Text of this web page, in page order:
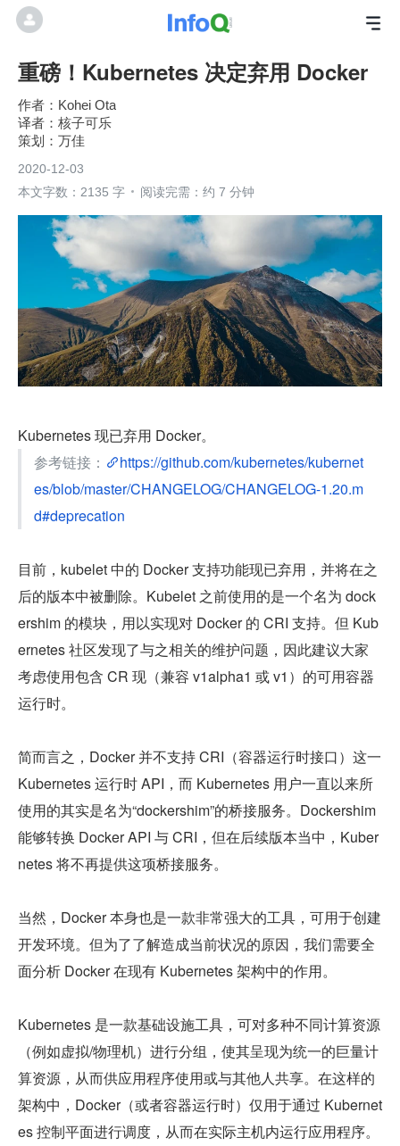
重磅！Kubernetes 决定弃用 Docker
Kohei Ota
核子可乐
万佳
2020-12-03
本文字数：2135 字
阅读完需：约 7 分钟
Kubernetes 现已弃用 Docker。
参考链接：
https://github.com/kubernetes/kubernet
es/blob/master/CHANGELOG/CHANGELOG-1.20.m
d#deprecation
目前，kubelet 中的 Docker 支持功能现已弃用，并将在之
后的版本中被删除。Kubelet 之前使用的是一个名为 dock
ershim 的模块，用以实现对 Docker 的 CRI 支持。但 Kub
ernetes 社区发现了与之相关的维护问题，因此建议大家
考虑使用包含 CR 现（兼容 v1alpha1 或 v1）的可用容器
运行时。
简而言之，Docker 并不支持 CRI（容器运行时接口）这一
Kubernetes 运行时 API，而 Kubernetes 用户一直以来所
使用的其实是名为“dockershim”的桥接服务。Dockershim
能够转换 Docker API 与 CRI，但在后续版本当中，Kuber
netes 将不再提供这项桥接服务。
当然，Docker 本身也是一款非常强大的工具，可用于创建
开发环境。但为了了解造成当前状况的原因，我们需要全
面分析 Docker 在现有 Kubernetes 架构中的作用。
Kubernetes 是一款基础设施工具，可对多种不同计算资源
（例如虚拟/物理机）进行分组，使其呈现为统一的巨量计
算资源，从而供应用程序使用或与其他人共享。在这样的
架构中，Docker（或者容器运行时）仅用于通过 Kubernet
es 控制平面进行调度，从而在实际主机内运行应用程序。